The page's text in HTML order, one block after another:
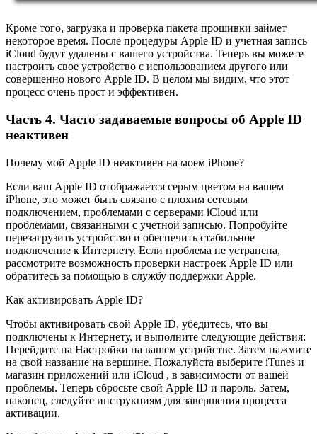
Кроме того, загрузка и проверка пакета прошивки займет
некоторое время. После процедуры Apple ID и учетная запись
iCloud будут удалены с вашего устройства. Теперь вы можете
настроить свое устройство с использованием другого или
совершенно нового Apple ID. В целом мы видим, что этот
процесс очень прост и эффективен.
Часть 4. Часто задаваемые вопросы об Apple ID
неактивен
Почему мой Apple ID неактивен на моем iPhone?
Если ваш Apple ID отображается серым цветом на вашем
iPhone, это может быть связано с плохим сетевым
подключением, проблемами с серверами iCloud или
проблемами, связанными с учетной записью. Попробуйте
перезагрузить устройство и обеспечить стабильное
подключение к Интернету. Если проблема не устранена,
рассмотрите возможность проверки настроек Apple ID или
обратитесь за помощью в службу поддержки Apple.
Как активировать Apple ID?
Чтобы активировать свой Apple ID, убедитесь, что вы
подключены к Интернету, и выполните следующие действия:
Перейдите на Настройки на вашем устройстве. Затем нажмите
на свой название на вершине. Пожалуйста выберите iTunes и
магазин приложений или iCloud , в зависимости от вашей
проблемы. Теперь сбросьте свой Apple ID и пароль. Затем,
наконец, следуйте инструкциям для завершения процесса
активации.